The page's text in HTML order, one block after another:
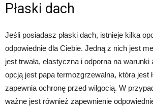
Płaski dach
Jeśli posiadasz płaski dach, istnieje kilka
odpowiednie dla Ciebie. Jedną z nich jest
jest trwała, elastyczna i odporna na
opcją jest papa termozgrzewalna, która jest
zapewnia ochronę przed wilgocią. W
ważne jest również zapewnienie